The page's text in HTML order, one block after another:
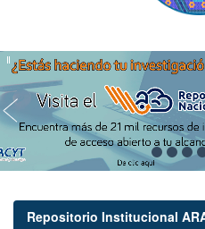
Repositorio Institucional